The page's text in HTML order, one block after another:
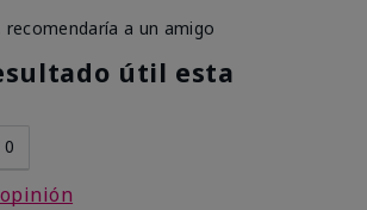
recomendaría a un amigo
útil esta
0